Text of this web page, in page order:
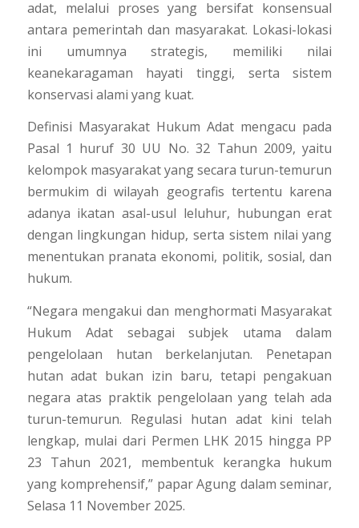
adat, melalui proses yang bersifat konsensual
antara pemerintah dan masyarakat. Lokasi-lokasi
ini umumnya strategis, memiliki nilai
keanekaragaman hayati tinggi, serta sistem
konservasi alami yang kuat.
Definisi Masyarakat Hukum Adat mengacu pada
Pasal 1 huruf 30 UU No. 32 Tahun 2009, yaitu
kelompok masyarakat yang secara turun-temurun
bermukim di wilayah geografis tertentu karena
adanya ikatan asal-usul leluhur, hubungan erat
dengan lingkungan hidup, serta sistem nilai yang
menentukan pranata ekonomi, politik, sosial, dan
hukum.
“Negara mengakui dan menghormati Masyarakat
Hukum Adat sebagai subjek utama dalam
pengelolaan hutan berkelanjutan. Penetapan
hutan adat bukan izin baru, tetapi pengakuan
negara atas praktik pengelolaan yang telah ada
turun-temurun. Regulasi hutan adat kini telah
lengkap, mulai dari Permen LHK 2015 hingga PP
23 Tahun 2021, membentuk kerangka hukum
yang komprehensif,” papar Agung dalam seminar,
Selasa 11 November 2025.